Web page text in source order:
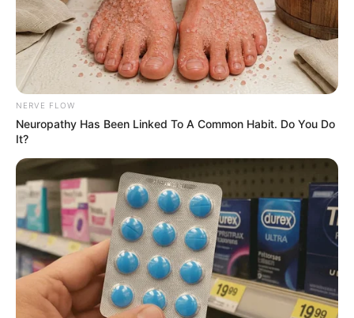
NERVE FLOW
Neuropathy Has Been Linked To A Common Habit. Do You Do
It?